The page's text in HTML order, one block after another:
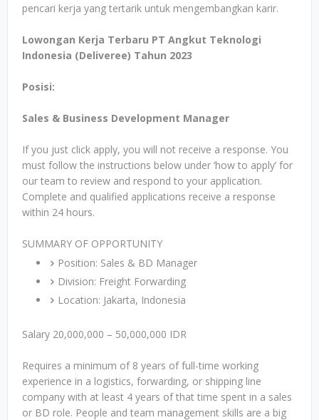
pencari kerja yang tertarik untuk mengembangkan karir.
Lowongan Kerja Terbaru PT Angkut Teknologi
Indonesia (Deliveree) Tahun 2023
Posisi:
Sales & Business Development Manager
If you just click apply, you will not receive a response. You
must follow the instructions below under ‘how to apply’ for
our team to review and respond to your application.
Complete and qualified applications receive a response
within 24 hours.
SUMMARY OF OPPORTUNITY
Position: Sales & BD Manager
Division: Freight Forwarding
Location: Jakarta, Indonesia
Salary 20,000,000 – 50,000,000 IDR
Requires a minimum of 8 years of full-time working
experience in a logistics, forwarding, or shipping line
company with at least 4 years of that time spent in a sales
or BD role. People and team management skills are a big